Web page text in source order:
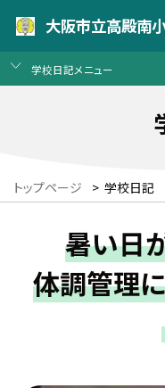
大阪市立高殿南
学校日記メニュー
トップページ > 学校日記
暑い日
体調管理